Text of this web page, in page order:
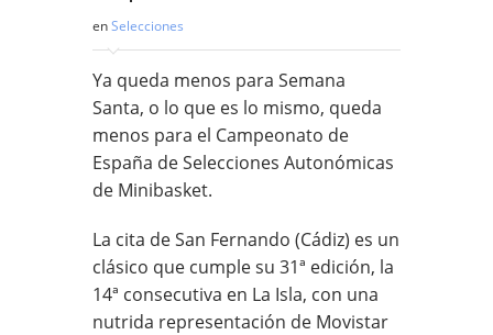
enSelecciones
Ya queda menos para Semana
Santa, o lo que es lo mismo, queda
menos para el Campeonato de
España de Selecciones Autonómicas
de Minibasket.
La cita de San Fernando (Cádiz) es un
clásico que cumple su 31ª edición, la
14ª consecutiva en La Isla, con una
nutrida representación de Movistar